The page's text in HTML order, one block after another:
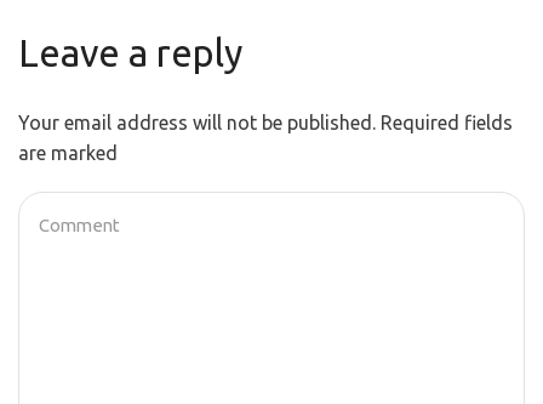
Leave a reply
Your email address will not be published. Required fields
are marked